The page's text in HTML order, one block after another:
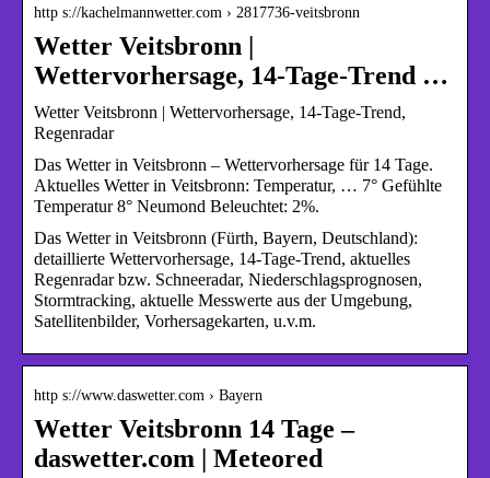
http s://kachelmannwetter.com › 2817736-veitsbronn
Wetter Veitsbronn |
Wettervorhersage, 14-Tage-Trend …
Wetter Veitsbronn | Wettervorhersage, 14-Tage-Trend,
Regenradar
Das Wetter in Veitsbronn – Wettervorhersage für 14 Tage.
Aktuelles Wetter in Veitsbronn: Temperatur, … 7° Gefühlte
Temperatur 8° Neumond Beleuchtet: 2%.
Das Wetter in Veitsbronn (Fürth, Bayern, Deutschland):
detaillierte Wettervorhersage, 14-Tage-Trend, aktuelles
Regenradar bzw. Schneeradar, Niederschlagsprognosen,
Stormtracking, aktuelle Messwerte aus der Umgebung,
Satellitenbilder, Vorhersagekarten, u.v.m.
http s://www.daswetter.com › Bayern
Wetter Veitsbronn 14 Tage –
daswetter.com | Meteored